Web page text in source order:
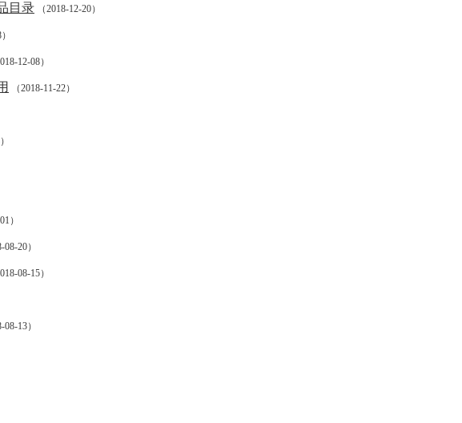
目录 （2018-12-20）
12-08）
（2018-11-22）
）
08-20）
08-15）
08-13）